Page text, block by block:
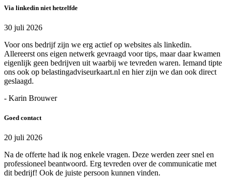
Via linkedin niet hetzelfde
30 juli 2026
Voor ons bedrijf zijn we erg actief op websites als linkedin.
Allereerst ons eigen netwerk gevraagd voor tips, maar daar kwamen
eigenlijk geen bedrijven uit waarbij we tevreden waren. Iemand tipte
ons ook op belastingadviseurkaart.nl en hier zijn we dan ook direct
geslaagd.
- Karin Brouwer
Goed contact
20 juli 2026
Na de offerte had ik nog enkele vragen. Deze werden zeer snel en
professioneel beantwoord. Erg tevreden over de communicatie met
dit bedrijf! Ook de juiste persoon kunnen vinden.